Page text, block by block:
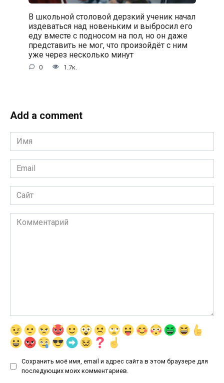
В школьной столовой дерзкий ученик начал
издеваться над новеньким и выбросил его
еду вместе с подносом на пол, но он даже
представить не мог, что произойдёт с ним
уже через несколько минут
0 1.7к.
Add a comment
Имя
*
Email
*
Сайт
Комментарий
Сохранить моё имя, email и адрес сайта в этом браузере для
последующих моих комментариев.